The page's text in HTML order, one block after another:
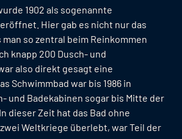
1902 als sogenannte
Hier gab es nicht nur das
man so zentral beim Reinkommen
knapp 200 Dusch- und
also direkt gesagt eine
Schwimmbad war bis 1986 in
und Badekabinen sogar bis Mitte der
dieser Zeit hat das Bad ohne
Weltkriege überlebt, war Teil der